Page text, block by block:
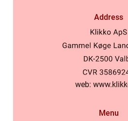
Address
web:
Menu